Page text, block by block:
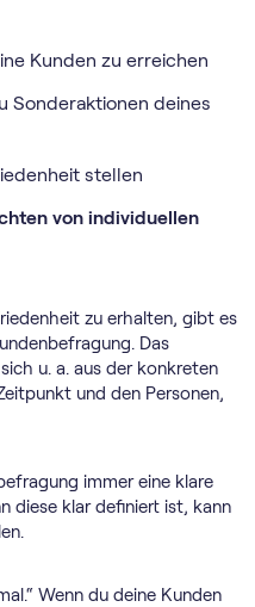
Kunden zu erreichen
Sonderaktionen deines
stellen
von individuellen
zu erhalten, gibt es
Das
u. a. aus der konkreten
und den Personen,
immer eine klare
diese klar definiert ist, kann
Wenn du deine Kunden